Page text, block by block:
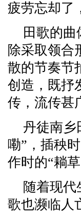
疲劳忘却了
田歌的
除采取领合
散的节奏节
创造，既抒
传，流传甚
丹徒南乡
嘞”，插秧
作时的“耥
随着现
歌也濒临人